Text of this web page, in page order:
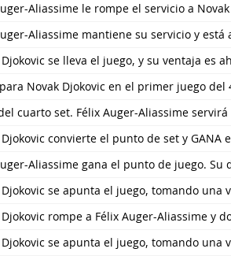
Aliassime le rompe el servicio a
Aliassime mantiene su servicio y está
se lleva el juego, y su ventaja es
Novak Djokovic en el primer juego del
cuarto set. Félix Auger-Aliassime
Djokovic convierte el punto de set y GANA
Aliassime gana el punto de juego. Su
Djokovic se apunta el juego, tomando una
Djokovic rompe a Félix Auger-Aliassime y
Djokovic se apunta el juego, tomando una